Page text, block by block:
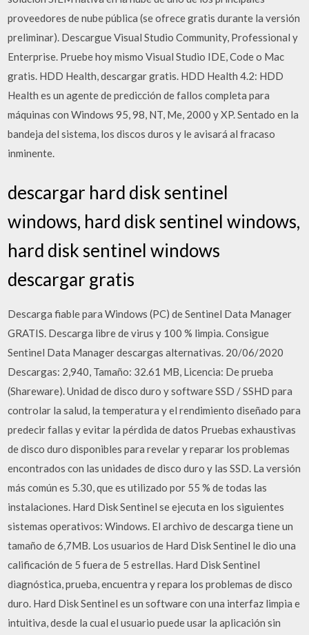
proveedores de nube pública (se ofrece gratis durante la versión
preliminar). Descargue Visual Studio Community, Professional y
Enterprise. Pruebe hoy mismo Visual Studio IDE, Code o Mac
gratis. HDD Health, descargar gratis. HDD Health 4.2: HDD
Health es un agente de predicción de fallos completa para
máquinas con Windows 95, 98, NT, Me, 2000 y XP. Sentado en la
bandeja del sistema, los discos duros y le avisará al fracaso
inminente.
descargar hard disk sentinel
windows, hard disk sentinel windows,
hard disk sentinel windows
descargar gratis
Descarga fiable para Windows (PC) de Sentinel Data Manager
GRATIS. Descarga libre de virus y 100 % limpia. Consigue
Sentinel Data Manager descargas alternativas. 20/06/2020
Descargas: 2,940, Tamaño: 32.61 MB, Licencia: De prueba
(Shareware). Unidad de disco duro y software SSD / SSHD para
controlar la salud, la temperatura y el rendimiento diseñado para
predecir fallas y evitar la pérdida de datos Pruebas exhaustivas
de disco duro disponibles para revelar y reparar los problemas
encontrados con las unidades de disco duro y las SSD. La versión
más común es 5.30, que es utilizado por 55 % de todas las
instalaciones. Hard Disk Sentinel se ejecuta en los siguientes
sistemas operativos: Windows. El archivo de descarga tiene un
tamaño de 6,7MB. Los usuarios de Hard Disk Sentinel le dio una
calificación de 5 fuera de 5 estrellas. Hard Disk Sentinel
diagnóstica, prueba, encuentra y repara los problemas de disco
duro. Hard Disk Sentinel es un software con una interfaz limpia e
intuitiva, desde la cual el usuario puede usar la aplicación sin